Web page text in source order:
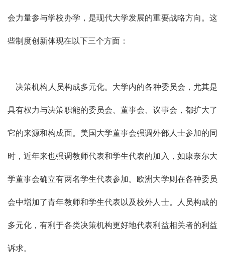
会力量参与学校办学，是现代大学发展的重要战略方向。这
些制度创新体现在以下三个方面：
决策机构人员构成多元化。大学内的各种委员会，尤其是
具有权力与决策职能的委员会、董事会、议事会，都扩大了
它的来源和构成面。美国大学董事会强调外部人士参加的同
时，近年来也强调教师代表和学生代表的加入，如康奈尔大
学董事会确立有两名学生代表参加。欧洲大学则在各种委员
会中增加了青年教师和学生代表以及校外人士。人员构成的
多元化，有利于各类决策机构更好地代表利益相关者的利益
诉求。